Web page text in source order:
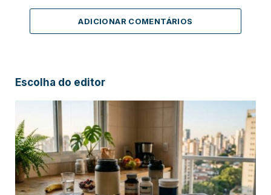
ADICIONAR COMENTÁRIOS
Escolha do editor